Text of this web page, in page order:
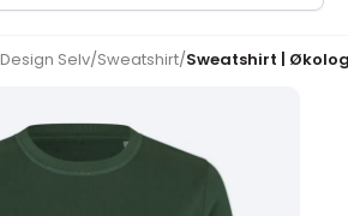
Design Selv/Sweatshirt/Sweatshirt |